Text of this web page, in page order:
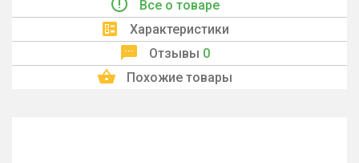
Все о товаре
Характеристики
Отзывы 0
Похожие товары